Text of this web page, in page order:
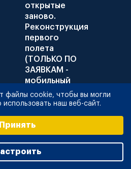
открытые
заново.
Реконструкция
первого
полета
(ТОЛЬКО ПО
ЗАЯВКАМ -
мобильный
планетарий)
файлы cookie, чтобы вы могли
наш веб-сайт.
Принять